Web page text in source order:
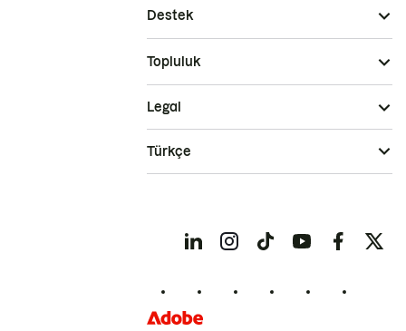
Destek
Topluluk
Legal
Türkçe